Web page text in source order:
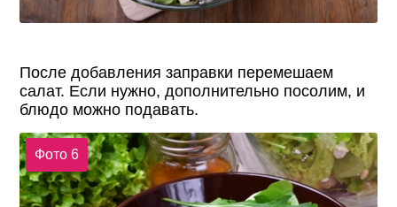
После добавления заправки перемешаем
салат. Если нужно, дополнительно посолим, и
блюдо можно подавать.
Фото 6